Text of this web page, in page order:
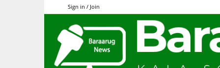
Sign in / Join